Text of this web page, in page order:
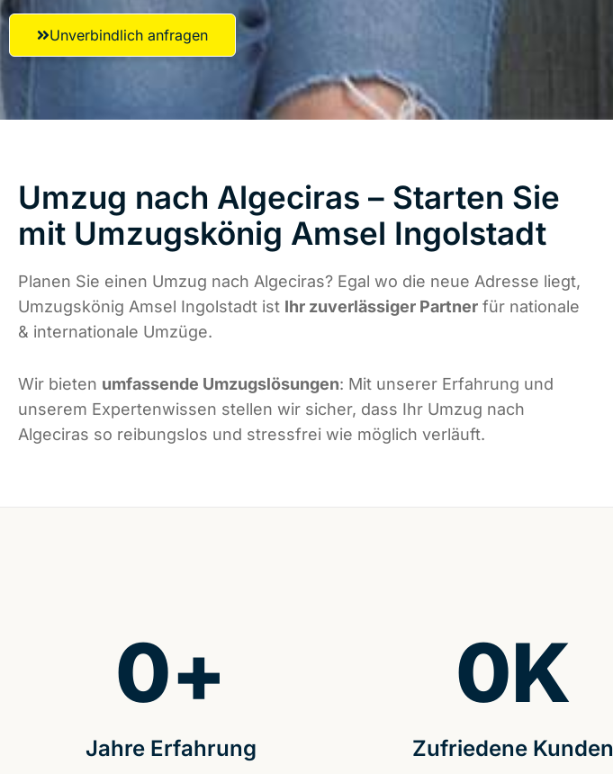
Unverbindlich anfragen
Umzug nach Algeciras – Starten Sie
mit Umzugskönig Amsel Ingolstadt
Planen Sie einen Umzug nach Algeciras? Egal wo die neue Adresse liegt,
Umzugskönig Amsel Ingolstadt ist Ihr zuverlässiger Partner für nationale
& internationale Umzüge.
Wir bieten umfassende Umzugslösungen: Mit unserer Erfahrung und
unserem Expertenwissen stellen wir sicher, dass Ihr Umzug nach
Algeciras so reibungslos und stressfrei wie möglich verläuft.
Jahre Erfahrung
0+
Zufriedene Kunden
0K